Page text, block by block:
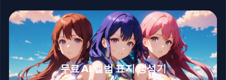
무료 AI 앨범 표지 생성기